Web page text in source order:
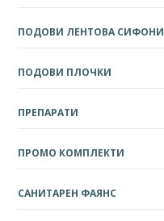
ПОДОВИ ЛЕНТОВА СИФОНИ
ПОДОВИ ПЛОЧКИ
ПРЕПАРАТИ
ПРОМО КОМПЛЕКТИ
САНИТАРЕН ФАЯНС